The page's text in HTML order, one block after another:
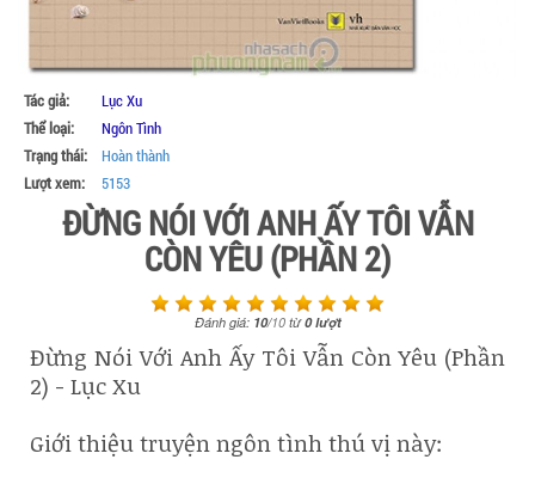
Tác giả:
Lục Xu
Thể loại:
Ngôn Tình
Trạng thái:
Hoàn thành
Lượt xem:
5153
ĐỪNG NÓI VỚI ANH ẤY TÔI VẪN
CÒN YÊU (PHẦN 2)
Đánh giá: 10/10từ0lượt
Đừng Nói Với Anh Ấy Tôi Vẫn Còn Yêu (Phần
2) - Lục Xu
Giới thiệu truyện ngôn tình thú vị này: